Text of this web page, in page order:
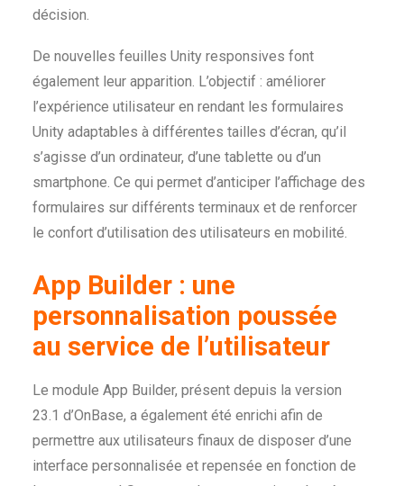
décision.
De nouvelles feuilles Unity responsives font
également leur apparition. L’objectif : améliorer
l’expérience utilisateur en rendant les formulaires
Unity adaptables à différentes tailles d’écran, qu’il
s’agisse d’un ordinateur, d’une tablette ou d’un
smartphone. Ce qui permet d’anticiper l’affichage des
formulaires sur différents terminaux et de renforcer
le confort d’utilisation des utilisateurs en mobilité.
App Builder : une
personnalisation poussée
au service de l’utilisateur
Le module App Builder, présent depuis la version
23.1 d’OnBase, a également été enrichi afin de
permettre aux utilisateurs finaux de disposer d’une
interface personnalisée et repensée en fonction de